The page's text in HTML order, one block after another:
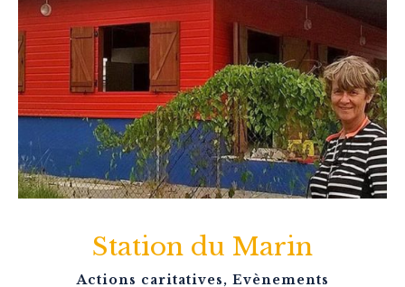
Station du Marin
Actions caritatives, Evènements